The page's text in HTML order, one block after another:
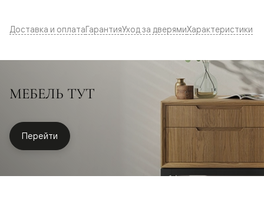
Доставка и оплатаГарантияУход за дверямиХарактеристики
МЕБЕЛЬ ТУТ
Перейти